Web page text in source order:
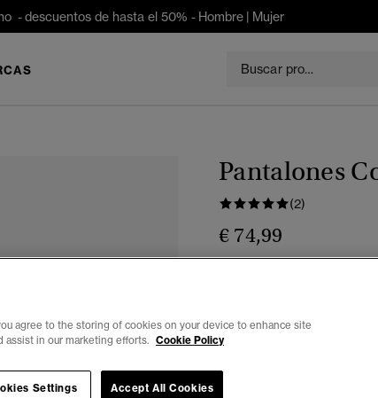
- descuentos de hasta el 50% - Hombre | Mujer
Pantalones
(2)
€ 74,99
agree to the storing of cookies on your device to enhance site
assist in our marketing efforts. Cookie Policy
Accept All Cookies
Settings